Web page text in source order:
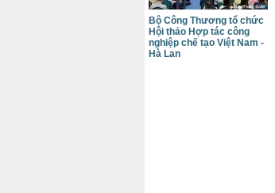
Bộ Công Thương tổ chức
Hội thảo Hợp tác công
nghiệp chế tạo Việt Nam -
Hà Lan